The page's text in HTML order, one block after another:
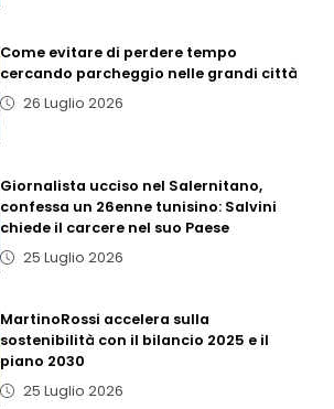
Come evitare di perdere tempo
cercando parcheggio nelle grandi città
26 Luglio 2026
Giornalista ucciso nel Salernitano,
confessa un 26enne tunisino: Salvini
chiede il carcere nel suo Paese
25 Luglio 2026
MartinoRossi accelera sulla
sostenibilità con il bilancio 2025 e il
piano 2030
25 Luglio 2026